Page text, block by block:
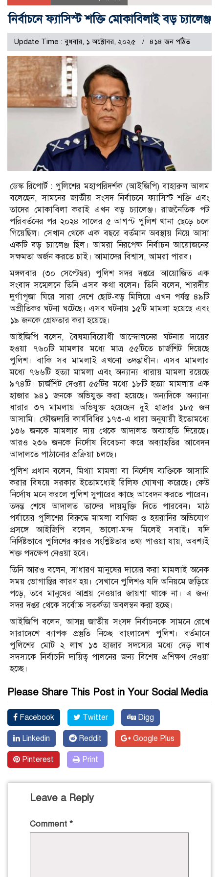
নির্বাচনে ফ্যাসিস্ট শক্তি মোকাবিলাই বড় চ্যালেঞ্জ
Update Time : বুধবার, ১ অক্টোবর, ২০২৫ ৪১৪ জন পঠিত
ডেস্ক রিপোর্ট : পুলিশের মহাপরিদর্শক (আইজিপি) বাহারুল আলম
বলেছেন, সামনের জাতীয় সংসদ নির্বাচনে ফ্যাসিস্ট শক্তি এবং
তাদের মোকাবিলা করাই এখন বড় চ্যালেঞ্জ। রাজনৈতিক পট
পরিবর্তনের পর ২০২৪ সালের ৫ আগস্ট পুলিশ থানা ছেড়ে চলে
গিয়েছিল। সেখান থেকে এক বছরে বর্তমান অবস্থায় নিয়ে আসা
একটি বড় চ্যালেঞ্জ ছিল। আমরা নিরপেক্ষ নির্বাচন আয়োজনের
সক্ষমতা অর্জন করতে চাই। আমাদের বিশ্বাস, আমরা পারব।
মঙ্গলবার (৩০ সেপ্টেম্বর) পুলিশ সদর দপ্তরে আয়োজিত এক
সংবাদ সম্মেলনে তিনি এসব কথা বলেন। তিনি বলেন, শারদীয়
দুর্গাপূজা ঘিরে সারা দেশে ছোট-বড় মিলিয়ে এখন পর্যন্ত ৪৯টি
অপ্রীতিকর ঘটনা ঘটেছে। এসব ঘটনায় ১৫টি মামলা হয়েছে এবং
১৯ জনকে গ্রেফতার করা হয়েছে।
আইজিপি বলেন, বৈষম্যবিরোধী আন্দোলনের ঘটনায় দায়ের
হওয়া ৭৬০টি মামলার মধ্যে মাত্র ৫৫টিতে চার্জশিট দিয়েছে
পুলিশ। বাকি সব মামলাই এখনো তদন্তাধীন। এসব মামলার
মধ্যে ৭৬৬টি হত্যা মামলা এবং অন্যান্য ধারায় মামলা রয়েছে
৯৭৪টি। চার্জশিট দেওয়া ৫৫টির মধ্যে ১৮টি হত্যা মামলায় এক
হাজার ৯৪১ জনকে অভিযুক্ত করা হয়েছে। অন্যদিকে অন্যান্য
ধারার ৩৭ মামলায় অভিযুক্ত হয়েছেন দুই হাজার ১৮৫ জন
আসামি। ফৌজদারি কার্যবিধির ১৭৩-এ ধারা অনুযায়ী ইতোমধ্যে
১৩৬ জনকে মামলার দায় থেকে আদালত অব্যাহতি দিয়েছে।
আরও ২৩৬ জনকে নির্দোষ বিবেচনা করে অব্যাহতির আবেদন
আদালতে পাঠানোর প্রক্রিয়া চলছে।
পুলিশ প্রধান বলেন, মিথ্যা মামলা বা নির্দোষ ব্যক্তিকে আসামি
করার বিষয়ে সরকার ইতোমধ্যেই রিলিফ ঘোষণা করেছে। কেউ
নির্দোষ মনে করলে পুলিশ সুপারের কাছে আবেদন করতে পারেন।
তদন্ত শেষে আদালত তাদের দায়মুক্তি দিতে পারবেন। মাঠ
পর্যায়ের পুলিশের বিরুদ্ধে মামলা বাণিজ্য ও হয়রানির অভিযোগ
প্রসঙ্গে আইজিপি বলেন, ভালো-মন্দ মিলেই সবাই। যদি
নির্দিষ্টভাবে পুলিশের কারও সংশ্লিষ্টতার তথ্য পাওয়া যায়, অবশ্যই
শক্ত পদক্ষেপ নেওয়া হবে।
তিনি আরও বলেন, সাধারণ মানুষের দায়ের করা মামলাই অনেক
সময় ভোগান্তির কারণ হয়। সেখানে পুলিশও যদি অনিয়মে জড়িয়ে
পড়ে, তবে মানুষের আশ্রয় নেওয়ার জায়গা থাকে না। এ জন্য
সদর দপ্তর থেকে সর্বোচ্চ সতর্কতা অবলম্বন করা হচ্ছে।
আইজিপি বলেন, আসন্ন জাতীয় সংসদ নির্বাচনকে সামনে রেখে
সারাদেশে ব্যাপক প্রস্তুতি নিচ্ছে বাংলাদেশ পুলিশ। বর্তমানে
পুলিশের মোট ২ লাখ ১৩ হাজার সদস্যের মধ্যে দেড় লাখ
সদস্যকে নির্বাচনি দায়িত্ব পালনের জন্য বিশেষ প্রশিক্ষণ দেওয়া
হচ্ছে।
Please Share This Post in Your Social Media
Facebook Twitter Digg
Linkedin Reddit Google Plus
Pinterest Print
Leave a Reply
Comment *